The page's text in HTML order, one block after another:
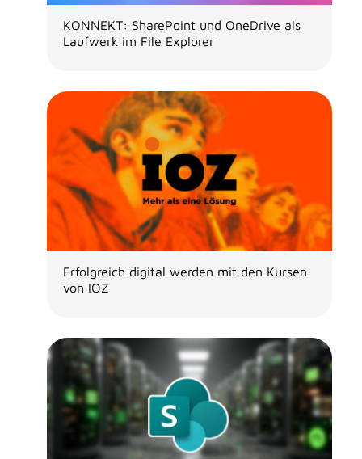
KONNEKT: SharePoint und OneDrive als
Laufwerk im File Explorer
Erfolgreich digital werden mit den Kursen
von IOZ